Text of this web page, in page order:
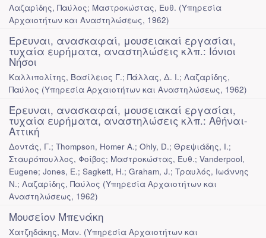
Λαζαρίδης, Παύλος; Μαστροκώστας, Ευθ. (Υπηρεσία
Αρχαιοτήτων και Αναστηλώσεως, 1962)
Έρευναι, ανασκαφαί, μουσειακαί εργασίαι,
τυχαία ευρήματα, αναστηλώσεις κλπ.: Ιόνιοι
Νήσοι
Καλλιπολίτης, Βασίλειος Γ.; Πάλλας, Δ. Ι.; Λαζαρίδης,
Παύλος (Υπηρεσία Αρχαιοτήτων και Αναστηλώσεως, 1962)
Έρευναι, ανασκαφαί, μουσειακαί εργασίαι,
τυχαία ευρήματα, αναστηλώσεις κλπ.: Αθήναι-
Αττική
Δοντάς, Γ.; Thompson, Homer A.; Ohly, D.; Θρεψιάδης, Ι.;
Σταυρόπουλλος, Φοίβος; Μαστροκώστας, Ευθ.; Vanderpool,
Eugene; Jones, E.; Sagkett, H.; Graham, J.; Τραυλός, Ιωάννης
Ν.; Λαζαρίδης, Παύλος (Υπηρεσία Αρχαιοτήτων και
Αναστηλώσεως, 1962)
Μουσείον Μπενάκη
Χατζηδάκης, Μαν. (Υπηρεσία Αρχαιοτήτων και